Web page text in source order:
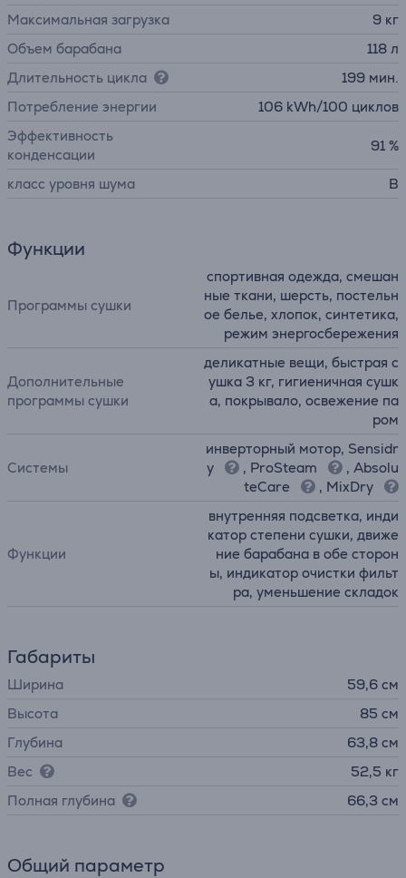
Максимальная загрузка
9 кг
Объем барабана
118 л
Длительность цикла
199 мин.
Потребление энергии
106 kWh/100 циклов
Эффективность
конденсации
91 %
класс уровня шума B
Функции
Программы сушки
спортивная одежда, смешан
ные ткани, шерсть, постельн
ое белье, хлопок, синтетика,
режим энергосбережения
Дополнительные
программы сушки
деликатные вещи, быстрая с
ушка 3 кг, гигиеничная сушк
а, покрывало, освежение па
ром
Системы
инверторный мотор, Sensidr
y
, ProSteam
, Absolu
teCare
, MixDry
Функции
внутренняя подсветка, инди
катор степени сушки, движе
ние барабана в обе сторон
ы, индикатор очистки фильт
ра, уменьшение складок
Габариты
Ширина
59,6 см
Высота
85 см
Глубина
63,8 см
Вес
52,5 кг
Полная глубина
66,3 см
Общий параметр